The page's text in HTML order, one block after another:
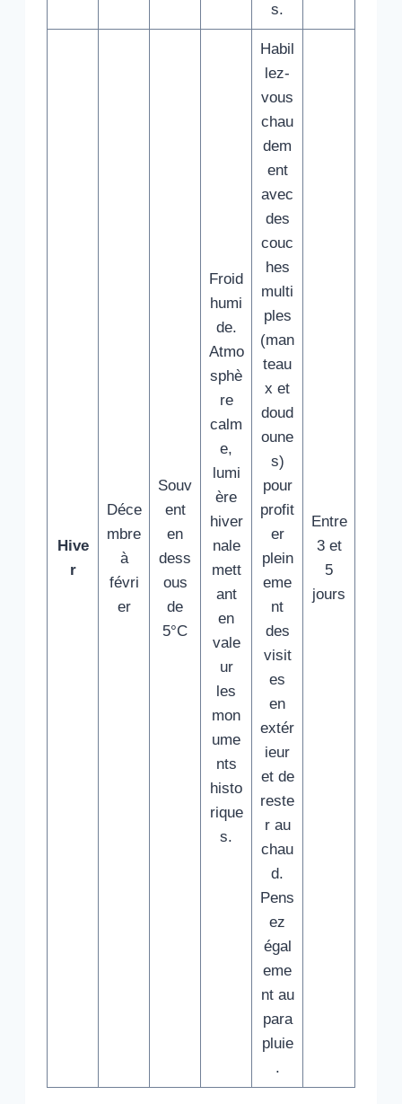
s.
Hive
r
Déce
mbre
à
févri
er
Souv
ent
en
dess
ous
de
5°C
Froid
humi
de.
Atmo
sphè
re
calm
e,
lumi
ère
hiver
nale
mett
ant
en
vale
ur
les
mon
ume
nts
histo
rique
s.
Habil
lez-
vous
chau
dem
ent
avec
des
couc
hes
multi
ples
(man
teau
x et
doud
oune
s)
pour
profit
er
plein
eme
nt
des
visit
es
en
extér
ieur
et de
reste
r au
chau
d.
Pens
ez
égal
eme
nt au
para
pluie
.
Entre
3 et
5
jours